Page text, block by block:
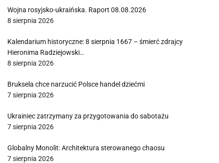
Wojna rosyjsko-ukraińska. Raport 08.08.2026
8 sierpnia 2026
Kalendarium historyczne: 8 sierpnia 1667 – śmierć zdrajcy
Hieronima Radziejowski…
8 sierpnia 2026
Bruksela chce narzucić Polsce handel dziećmi
7 sierpnia 2026
Ukrainiec zatrzymany za przygotowania do sabotażu
7 sierpnia 2026
Globalny Monolit: Architektura sterowanego chaosu
7 sierpnia 2026